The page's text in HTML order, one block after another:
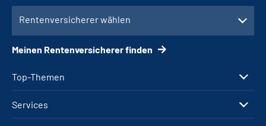
Top-Themen
Services
Rentenversicherer wählen
Meinen Rentenversicherer finden